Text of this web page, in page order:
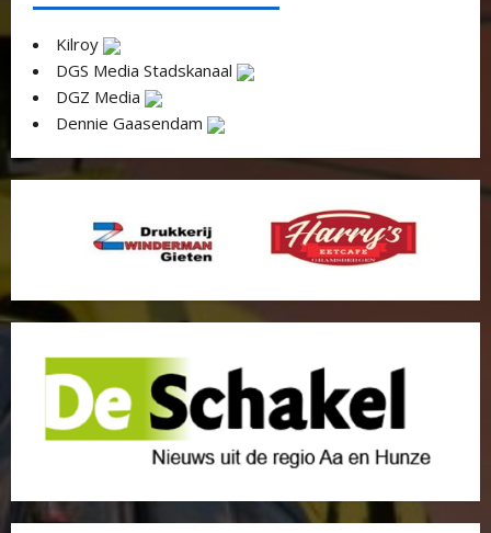
Kilroy
DGS Media Stadskanaal
DGZ Media
Dennie Gaasendam